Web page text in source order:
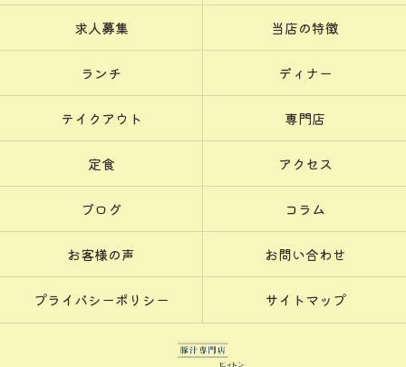
求人募集 当店の特徴
ランチ ディナー
テイクアウト 専門店
定食 アクセス
ブログ コラム
お客様の声 お問い合わせ
プライバシーポリシー サイトマップ